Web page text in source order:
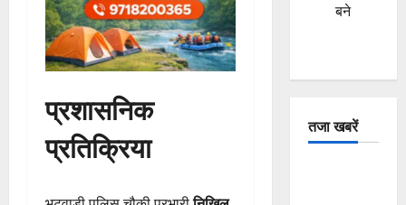
प्रशासनिक
प्रतिक्रिया
बने
तजा खबरें